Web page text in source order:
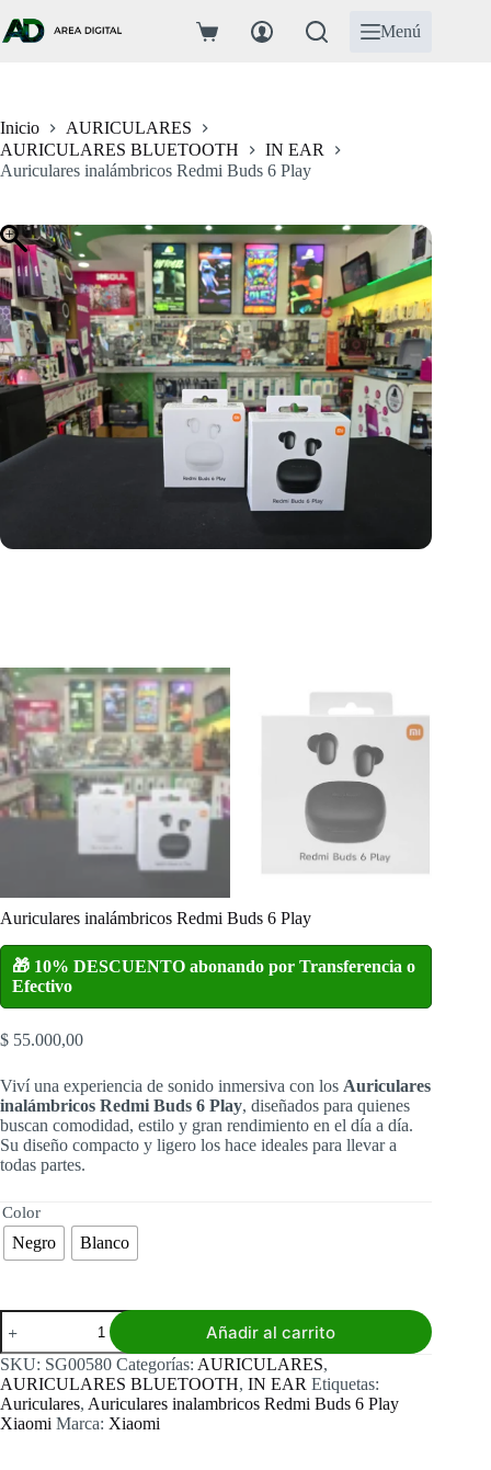
al
contenido
Carro
Menú
Inicio
AURICULARES
AURICULARES BLUETOOTH
IN EAR
Auriculares inalámbricos Redmi Buds 6 Play
Auriculares inalámbricos Redmi Buds 6 Play
🎁 10% DESCUENTO abonando por Transferencia o
Efectivo
$ 55.000,00
Viví una experiencia de sonido inmersiva con los Auriculares
inalámbricos Redmi Buds 6 Play, diseñados para quienes
buscan comodidad, estilo y gran rendimiento en el día a día.
Su diseño compacto y ligero los hace ideales para llevar a
todas partes.
Color
Negro Blanco
Auriculares
inalámbricos
Redmi
Buds
6
Play
cantidad
Añadir al carrito
SKU: SG00580 Categorías: AURICULARES,
AURICULARES BLUETOOTH, IN EAR Etiquetas:
Auriculares, Auriculares inalambricos Redmi Buds 6 Play
Xiaomi Marca: Xiaomi